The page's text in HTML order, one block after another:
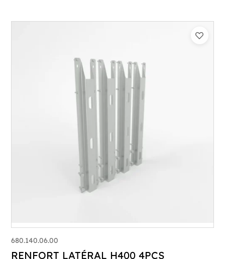
680.140.06.00
RENFORT LATÉRAL H400 4PCS